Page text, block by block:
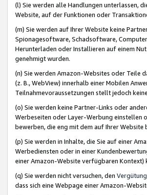
(l) Sie werden alle Handlungen unterlassen,
Website, auf der Funktionen oder
(m) Sie werden auf Ihrer Website keine
Spionagesoftware, Schadsoftware,
Herunterladen oder Installieren auf einem
genehmigt wurden.
(n) Sie werden Amazon-Websites oder Teile
(z. B., WebView) innerhalb einer Mobilen
Teilnahmevoraussetzungen stellt jedoch
(o) Sie werden keine Partner-Links oder
Werbeseiten oder Layer-Werbung einstellen
bewerben, die eng mit dem auf Ihrer Website
(p) Sie werden in Inhalte, die Sie auf einer
Werbediensten oder in einer
einer Amazon-Website verfügbaren Kontext)
(q) Sie werden nicht versuchen, den
dass sich eine Webpage einer Amazon-